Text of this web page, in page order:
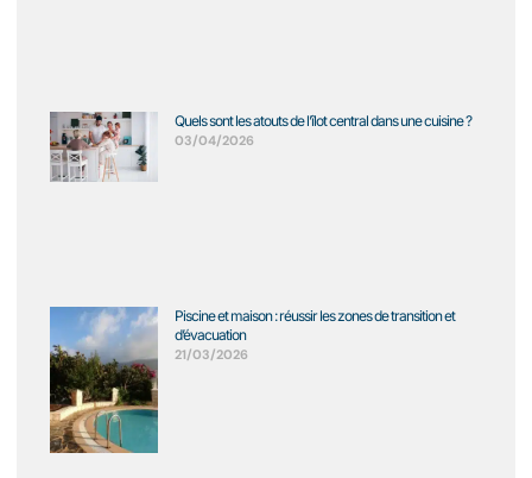
Quels sont les atouts de l’îlot central dans une cuisine ?
03/04/2026
Piscine et maison : réussir les zones de transition et
d’évacuation
21/03/2026